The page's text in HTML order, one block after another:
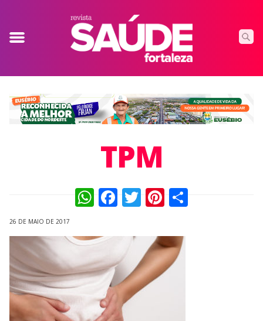
TPM
WhatsApp
Facebook
TwitterPinterest
26 DE MAIO DE 2017